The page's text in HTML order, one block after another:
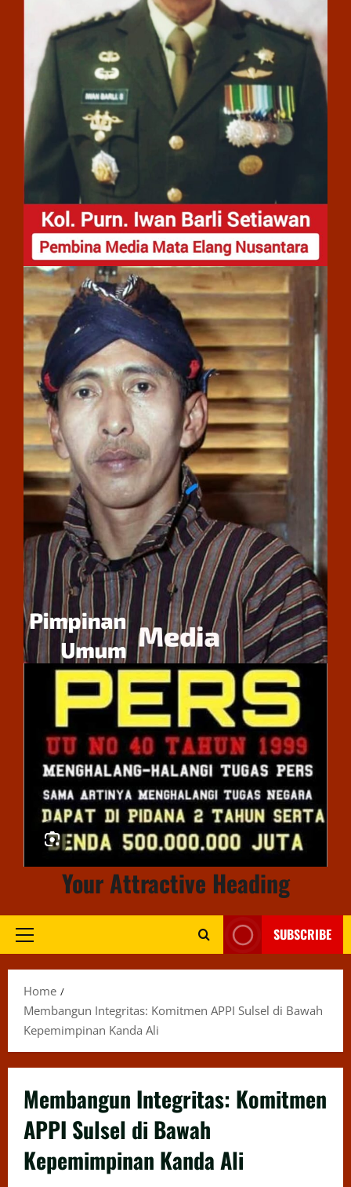
Your Attractive Heading
Primary
SUBSCRIBE
Home
Membangun Integritas: Komitmen APPI Sulsel di Bawah
Kepemimpinan Kanda Ali
Membangun Integritas: Komitmen
APPI Sulsel di Bawah
Kepemimpinan Kanda Ali